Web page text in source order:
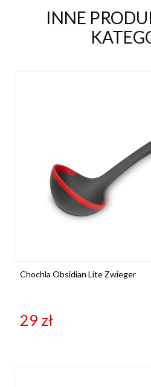
INNE
Chochla Obsidian Lite Zwieger
29 zł